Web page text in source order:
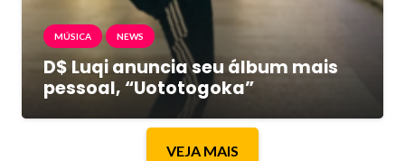
MÚSICA NEWS
D$ Luqi anuncia seu álbum mais
pessoal, “Uototogoka”
VEJA MAIS